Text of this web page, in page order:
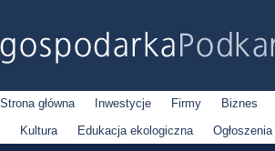
Strona główna Inwestycje Firmy Biznes
Kultura
Edukacja ekologiczna Ogłoszenia